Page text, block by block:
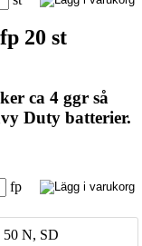
20 st
ca 4 ggr så
Duty batterier.
fp